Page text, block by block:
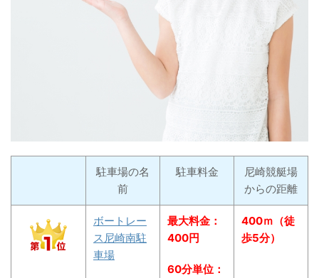
駐車場の名
前
駐車料金
尼崎競艇場
からの距離
ボートレー
ス尼崎南駐
車場
最大料金：
400円
60分単位：
400ｍ（徒
歩5分）